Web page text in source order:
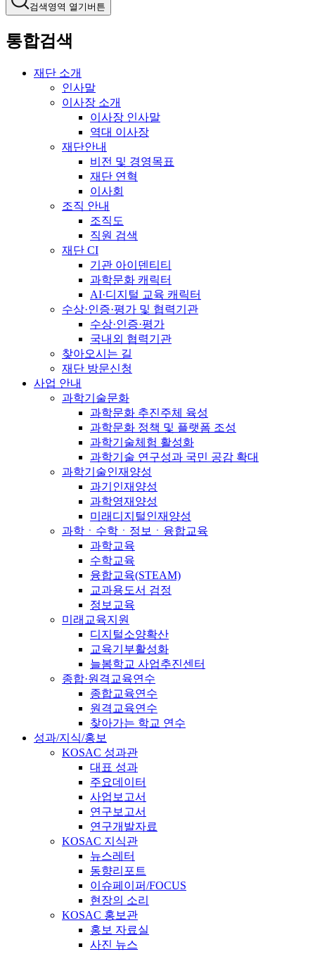
검색영역 열기버튼
통합검색
재단 소개
인사말
이사장 소개
이사장 인사말
역대 이사장
재단안내
비전 및 경영목표
재단 연혁
이사회
조직 안내
조직도
직원 검색
재단 CI
기관 아이덴티티
과학문화 캐릭터
AI·디지털 교육 캐릭터
수상·인증·평가 및 협력기관
수상·인증·평가
국내외 협력기관
찾아오시는 길
재단 방문신청
사업 안내
과학기술문화
과학문화 추진주체 육성
과학문화 정책 및 플랫폼 조성
과학기술체험 활성화
과학기술 연구성과 국민 공감 확대
과학기술인재양성
과기인재양성
과학영재양성
미래디지털인재양성
과학ㆍ수학ㆍ정보ㆍ융합교육
과학교육
수학교육
융합교육(STEAM)
교과용도서 검정
정보교육
미래교육지원
디지털소양확산
교육기부활성화
늘봄학교 사업추진센터
종합·원격교육연수
종합교육연수
원격교육연수
찾아가는 학교 연수
성과/지식/홍보
KOSAC 성과관
대표 성과
주요데이터
사업보고서
연구보고서
연구개발자료
KOSAC 지식관
뉴스레터
동향리포트
이슈페이퍼/FOCUS
현장의 소리
KOSAC 홍보관
홍보 자료실
사진 뉴스